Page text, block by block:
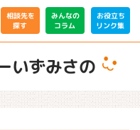
相談先を
探す
みんなの
コラム
お役立ち
リンク集
いずみさの